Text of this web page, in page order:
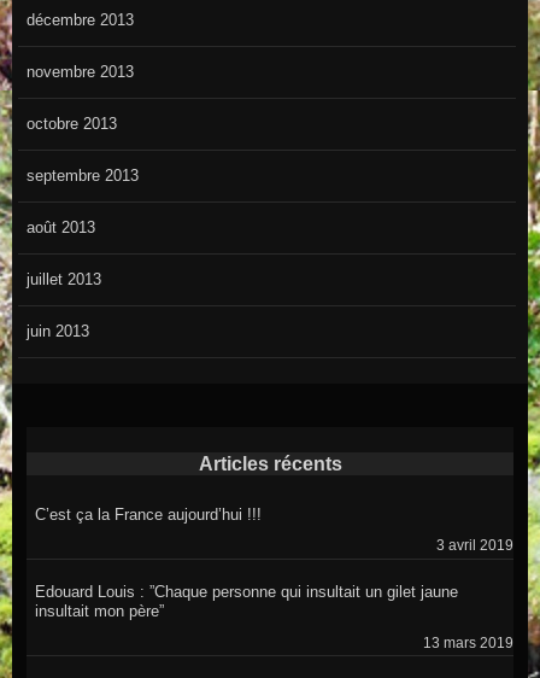
décembre 2013
novembre 2013
octobre 2013
septembre 2013
août 2013
juillet 2013
juin 2013
Articles récents
C’est ça la France aujourd’hui !!!
3 avril 2019
Edouard Louis : ”Chaque personne qui insultait un gilet jaune
insultait mon père”
13 mars 2019